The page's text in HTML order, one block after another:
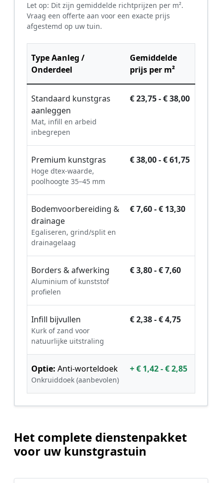
Let op: Dit zijn gemiddelde richtprijzen per m².
Vraag een offerte aan voor een exacte prijs
afgestemd op uw tuin.
Type Aanleg /
Onderdeel
Gemiddelde
prijs per m²
Standaard kunstgras
aanleggen
Mat, infill en arbeid
inbegrepen
€ 23,75 - € 38,00
Premium kunstgras
Hoge dtex-waarde,
poolhoogte 35–45 mm
€ 38,00 - € 61,75
Bodemvoorbereiding &
drainage
Egaliseren, grind/split en
drainagelaag
€ 7,60 - € 13,30
Borders & afwerking
Aluminium of kunststof
profielen
€ 3,80 - € 7,60
Infill bijvullen
Kurk of zand voor
natuurlijke uitstraling
€ 2,38 - € 4,75
Optie: Anti-worteldoek
Onkruiddoek (aanbevolen)
+ € 1,42 - € 2,85
Het complete dienstenpakket
voor uw kunstgrastuin